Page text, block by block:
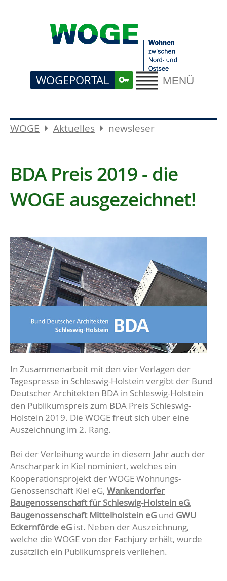
MENÜ
WOGEPORTAL
WOGE Aktuelles newsleser
BDA Preis 2019 - die
WOGE ausgezeichnet!
In Zusammenarbeit mit den vier Verlagen der
Tagespresse in Schleswig-Holstein vergibt der Bund
Deutscher Architekten BDA in Schleswig-Holstein
den Publikumspreis zum BDA Preis Schleswig-
Holstein 2019. Die WOGE freut sich über eine
Auszeichnung im 2. Rang.
Bei der Verleihung wurde in diesem Jahr auch der
Anscharpark in Kiel nominiert, welches ein
Kooperationsprojekt der WOGE Wohnungs-
Genossenschaft Kiel eG, Wankendorfer
Baugenossenschaft für Schleswig-Holstein eG,
Baugenossenschaft Mittelholstein eG und GWU
Eckernförde eG ist. Neben der Auszeichnung,
welche die WOGE von der Fachjury erhält, wurde
zusätzlich ein Publikumspreis verliehen.